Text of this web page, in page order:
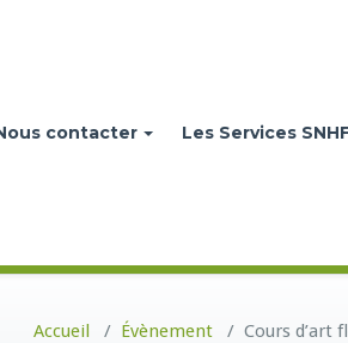
contacter Les Services
Accueil / Évènement / Cours d’art